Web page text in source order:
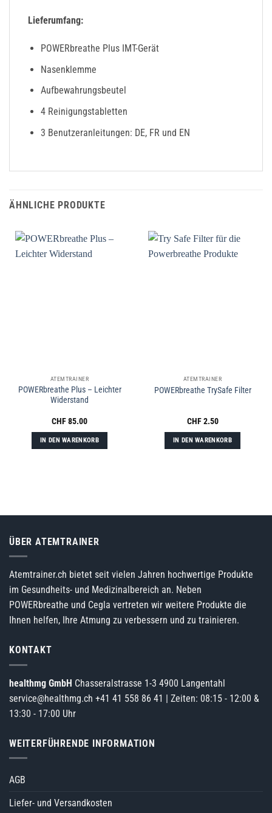
Lieferumfang:
POWERbreathe Plus IMT-Gerät
Nasenklemme
Aufbewahrungsbeutel
4 Reinigungstabletten
3 Benutzeranleitungen: DE, FR und EN
ÄHNLICHE PRODUKTE
ATEMTRAINER
POWERbreathe Plus – Leichter
Widerstand
CHF85.00
IN DEN WARENKORB
ATEMTRAINER
POWERbreathe TrySafe Filter
CHF2.50
IN DEN WARENKORB
ÜBER ATEMTRAINER
Atemtrainer.ch bietet seit vielen Jahren hochwertige Produkte
im Gesundheits- und Medizinalbereich an. Neben
POWERbreathe und Cegla vertreten wir weitere Produkte die
Ihnen helfen, Ihre Atmung zu verbessern und zu trainieren.
KONTAKT
healthmg GmbH Chasseralstrasse 1-3 4900 Langentahl
service@healthmg.ch +41 41 558 86 41 | Zeiten: 08:15 - 12:00 &
13:30 - 17:00 Uhr
WEITERFÜHRENDE INFORMATION
AGB
Liefer- und Versandkosten